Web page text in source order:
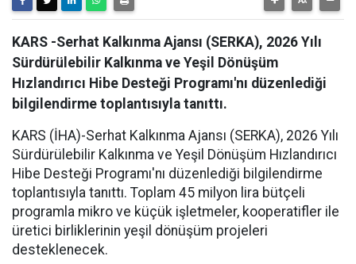
KARS -Serhat Kalkınma Ajansı (SERKA), 2026 Yılı
Sürdürülebilir Kalkınma ve Yeşil Dönüşüm
Hızlandırıcı Hibe Desteği Programı'nı düzenlediği
bilgilendirme toplantısıyla tanıttı.
KARS (İHA)-Serhat Kalkınma Ajansı (SERKA), 2026 Yılı
Sürdürülebilir Kalkınma ve Yeşil Dönüşüm Hızlandırıcı
Hibe Desteği Programı'nı düzenlediği bilgilendirme
toplantısıyla tanıttı. Toplam 45 milyon lira bütçeli
programla mikro ve küçük işletmeler, kooperatifler ile
üretici birliklerinin yeşil dönüşüm projeleri
desteklenecek.